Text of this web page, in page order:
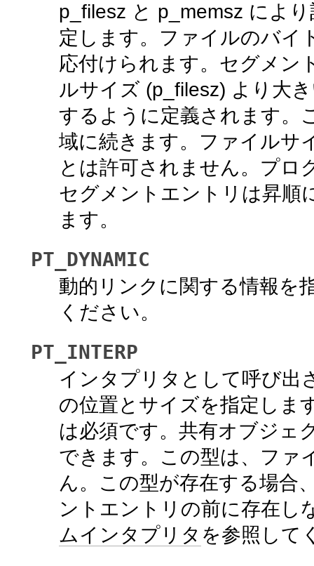
p_filesz と p_memsz によ
定します。ファイルのバイ
応付けられます。セグメン
ルサイズ (p_filesz) より大
するように定義されます。
域に続きます。ファイルサ
とは許可されません。プロ
セグメントエントリは昇順
ます。
PT_DYNAMIC
動的リンクに関する情報を
ください。
PT_INTERP
インタプリタとして呼び出
の位置とサイズを指定しま
は必須です。共有オブジェ
できます。この型は、ファ
ん。この型が存在する場合
ントエントリの前に存在し
ムインタプリタ を参照して